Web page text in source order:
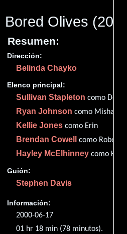
Bored Olives (2000)
Resumen:
Dirección:
Belinda Chayko
Elenco principal:
Sullivan Stapleton como Dom
Ryan Johnson como Misha
Kellie Jones como Erin
Brendan Cowell como Robert
Hayley McElhinney como Katie
Guión:
Stephen Davis
Información:
2000-06-17
01 hr 18 min (78 minutos).